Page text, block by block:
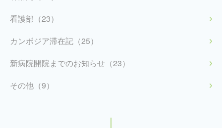
看護部（23）
カンボジア滞在記（25）
新病院開院までのお知らせ（23）
その他（9）